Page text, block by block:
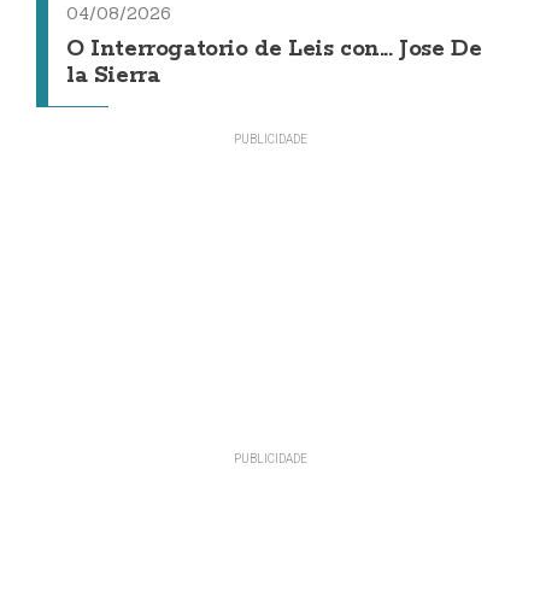
04/08/2026
O Interrogatorio de Leis con... Jose De
la Sierra